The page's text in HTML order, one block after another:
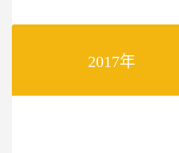
2017年